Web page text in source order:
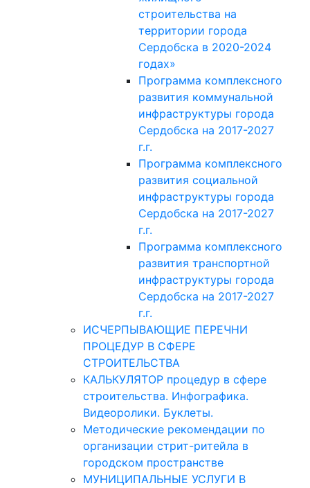
строительства на
территории города
Сердобска в 2020-2024
годах»
Программа комплексного
развития коммунальной
инфраструктуры города
Сердобска на 2017-2027
г.г.
Программа комплексного
развития социальной
инфраструктуры города
Сердобска на 2017-2027
г.г.
Программа комплексного
развития транспортной
инфраструктуры города
Сердобска на 2017-2027
г.г.
ИСЧЕРПЫВАЮЩИЕ ПЕРЕЧНИ
ПРОЦЕДУР В СФЕРЕ
СТРОИТЕЛЬСТВА
КАЛЬКУЛЯТОР процедур в сфере
строительства. Инфографика.
Видеоролики. Буклеты.
Методические рекомендации по
организации стрит-ритейла в
городском пространстве
МУНИЦИПАЛЬНЫЕ УСЛУГИ В